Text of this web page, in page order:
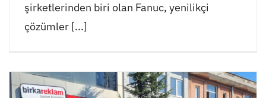
şirketlerinden biri olan Fanuc, yenilikçi
çözümler [...]